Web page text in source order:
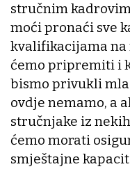
stručnim
moći pronaći sve
kvalifikacijama na
ćemo pripremiti i
bismo privukli
ovdje nemamo, a
stručnjake iz
ćemo morati
smještajne